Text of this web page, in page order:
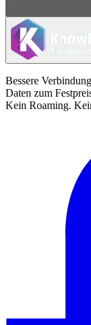
Bessere
Daten zum
Kein Roaming.